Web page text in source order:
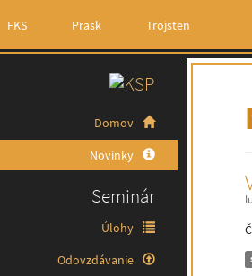
FKS Prask Trojsten
Domov
Novinky
Seminár
Úlohy
Odovzdávanie